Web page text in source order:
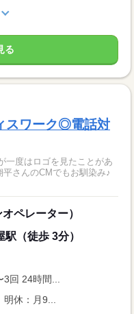
る
スワーク◎電話対
さんのCMでもお馴染み♪
ペレーター）
（徒歩 3分）
回 24時間...
休：月9...